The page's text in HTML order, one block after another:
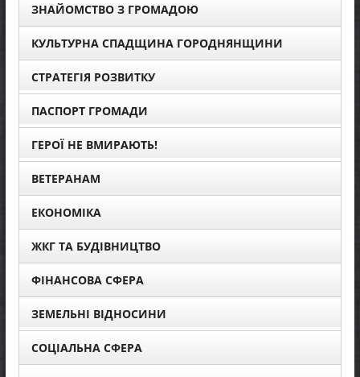
ЗНАЙОМСТВО З ГРОМАДОЮ
КУЛЬТУРНА СПАДЩИНА ГОРОДНЯНЩИНИ
СТРАТЕГІЯ РОЗВИТКУ
ПАСПОРТ ГРОМАДИ
ГЕРОЇ НЕ ВМИРАЮТЬ!
ВЕТЕРАНАМ
ЕКОНОМІКА
ЖКГ ТА БУДІВНИЦТВО
ФІНАНСОВА СФЕРА
ЗЕМЕЛЬНІ ВІДНОСИНИ
СОЦІАЛЬНА СФЕРА